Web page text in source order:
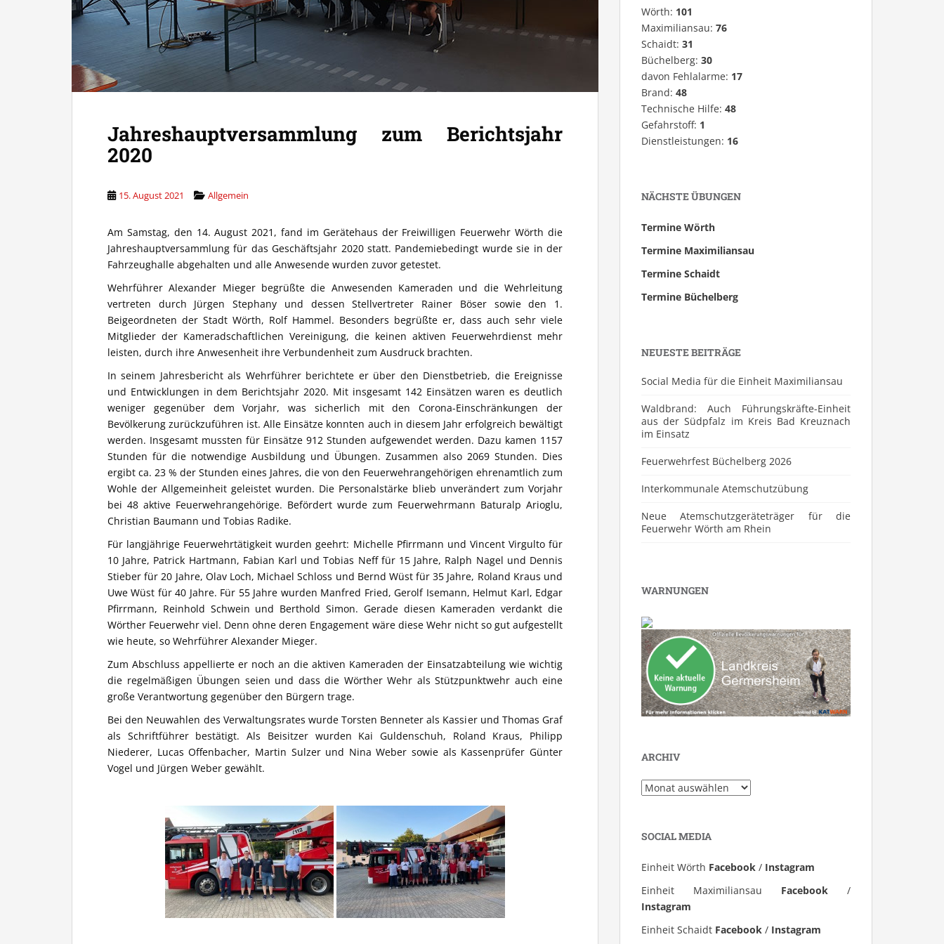
Jahreshauptversammlung zum Berichtsjahr
2020
15. August 2021 Allgemein
Am Samstag, den 14. August 2021, fand im Gerätehaus der Freiwilligen Feuerwehr Wörth die
Jahreshauptversammlung für das Geschäftsjahr 2020 statt. Pandemiebedingt wurde sie in der
Fahrzeughalle abgehalten und alle Anwesende wurden zuvor getestet.
Wehrführer Alexander Mieger begrüßte die Anwesenden Kameraden und die Wehrleitung
vertreten durch Jürgen Stephany und dessen Stellvertreter Rainer Böser sowie den 1.
Beigeordneten der Stadt Wörth, Rolf Hammel. Besonders begrüßte er, dass auch sehr viele
Mitglieder der Kameradschaftlichen Vereinigung, die keinen aktiven Feuerwehrdienst mehr
leisten, durch ihre Anwesenheit ihre Verbundenheit zum Ausdruck brachten.
In seinem Jahresbericht als Wehrführer berichtete er über den Dienstbetrieb, die Ereignisse
und Entwicklungen in dem Berichtsjahr 2020. Mit insgesamt 142 Einsätzen waren es deutlich
weniger gegenüber dem Vorjahr, was sicherlich mit den Corona-Einschränkungen der
Bevölkerung zurückzuführen ist. Alle Einsätze konnten auch in diesem Jahr erfolgreich bewältigt
werden. Insgesamt mussten für Einsätze 912 Stunden aufgewendet werden. Dazu kamen 1157
Stunden für die notwendige Ausbildung und Übungen. Zusammen also 2069 Stunden. Dies
ergibt ca. 23 % der Stunden eines Jahres, die von den Feuerwehrangehörigen ehrenamtlich zum
Wohle der Allgemeinheit geleistet wurden. Die Personalstärke blieb unverändert zum Vorjahr
bei 48 aktive Feuerwehrangehörige. Befördert wurde zum Feuerwehrmann Baturalp Arioglu,
Christian Baumann und Tobias Radike.
Für langjährige Feuerwehrtätigkeit wurden geehrt: Michelle Pfirrmann und Vincent Virgulto für
10 Jahre, Patrick Hartmann, Fabian Karl und Tobias Neff für 15 Jahre, Ralph Nagel und Dennis
Stieber für 20 Jahre, Olav Loch, Michael Schloss und Bernd Wüst für 35 Jahre, Roland Kraus und
Uwe Wüst für 40 Jahre. Für 55 Jahre wurden Manfred Fried, Gerolf Isemann, Helmut Karl, Edgar
Pfirrmann, Reinhold Schwein und Berthold Simon. Gerade diesen Kameraden verdankt die
Wörther Feuerwehr viel. Denn ohne deren Engagement wäre diese Wehr nicht so gut aufgestellt
wie heute, so Wehrführer Alexander Mieger.
Zum Abschluss appellierte er noch an die aktiven Kameraden der Einsatzabteilung wie wichtig
die regelmäßigen Übungen seien und dass die Wörther Wehr als Stützpunktwehr auch eine
große Verantwortung gegenüber den Bürgern trage.
Bei den Neuwahlen des Verwaltungsrates wurde Torsten Benneter als Kassier und Thomas Graf
als Schriftführer bestätigt. Als Beisitzer wurden Kai Guldenschuh, Roland Kraus, Philipp
Niederer, Lucas Offenbacher, Martin Sulzer und Nina Weber sowie als Kassenprüfer Günter
Vogel und Jürgen Weber gewählt.
Wörth: 101
Maximiliansau: 76
Schaidt: 31
Büchelberg: 30
davon Fehlalarme: 17
Brand: 48
Technische Hilfe: 48
Gefahrstoff: 1
Dienstleistungen: 16
NÄCHSTE ÜBUNGEN
Termine Wörth
Termine Maximiliansau
Termine Schaidt
Termine Büchelberg
NEUESTE BEITRÄGE
Social Media für die Einheit Maximiliansau
Waldbrand: Auch Führungskräfte-Einheit
aus der Südpfalz im Kreis Bad Kreuznach
im Einsatz
Feuerwehrfest Büchelberg 2026
⁠Interkommunale Atemschutzübung
Neue Atemschutzgeräteträger für die
Feuerwehr Wörth am Rhein
WARNUNGEN
ARCHIV
Archiv
SOCIAL MEDIA
Einheit Wörth Facebook / Instagram
Einheit Maximiliansau Facebook /
Instagram
Einheit Schaidt Facebook / Instagram